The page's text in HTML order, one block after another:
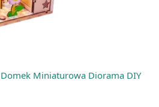
Miniaturowa Diorama DIY